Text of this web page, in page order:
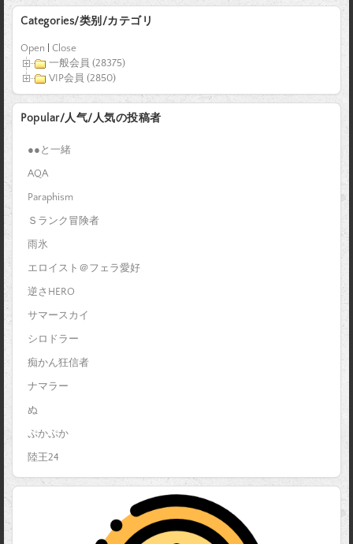
Categories/类别/カテゴリ
Open
Close
一般会員 (28375)
VIP会員 (2850)
Popular/人气/人気の投稿者
●●と一緒
AQA
Paraphism
Ｓランク冒険者
雨氷
エロイスト＠フェラ愛好
逆さHERO
サマースカイ
シロドラー
痴かん狂信者
ナマラー
ぬ
ぷかぷか
陸王24